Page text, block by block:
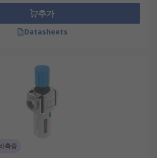
추가
Datasheets
축중